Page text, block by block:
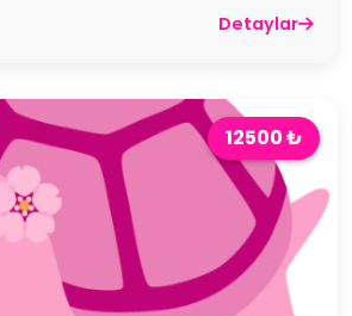
Detaylar
12500 ₺